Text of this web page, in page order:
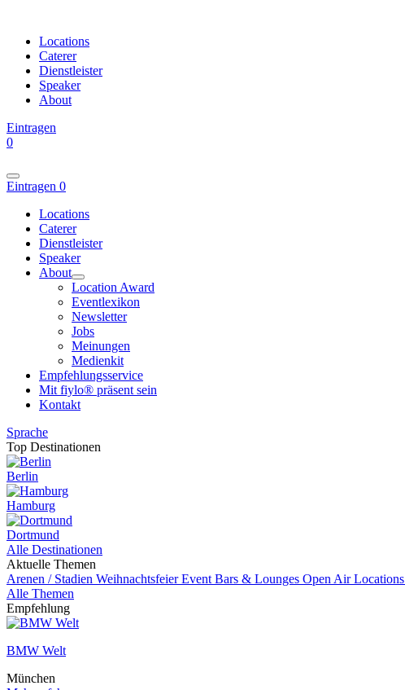
Locations
Caterer
Dienstleister
Speaker
About
Eintragen
0
Eintragen 0
Locations
Caterer
Dienstleister
Speaker
About
Location Award
Eventlexikon
Newsletter
Jobs
Meinungen
Medienkit
Empfehlungsservice
Mit fiylo® präsent sein
Kontakt
Sprache
Top Destinationen
Berlin
Hamburg
Dortmund
Alle Destinationen
Aktuelle Themen
Arenen / Stadien WeihnachtsfeierEvent Bars & Lounges Open Air Locations
Alle Themen
Empfehlung
BMW Welt
München